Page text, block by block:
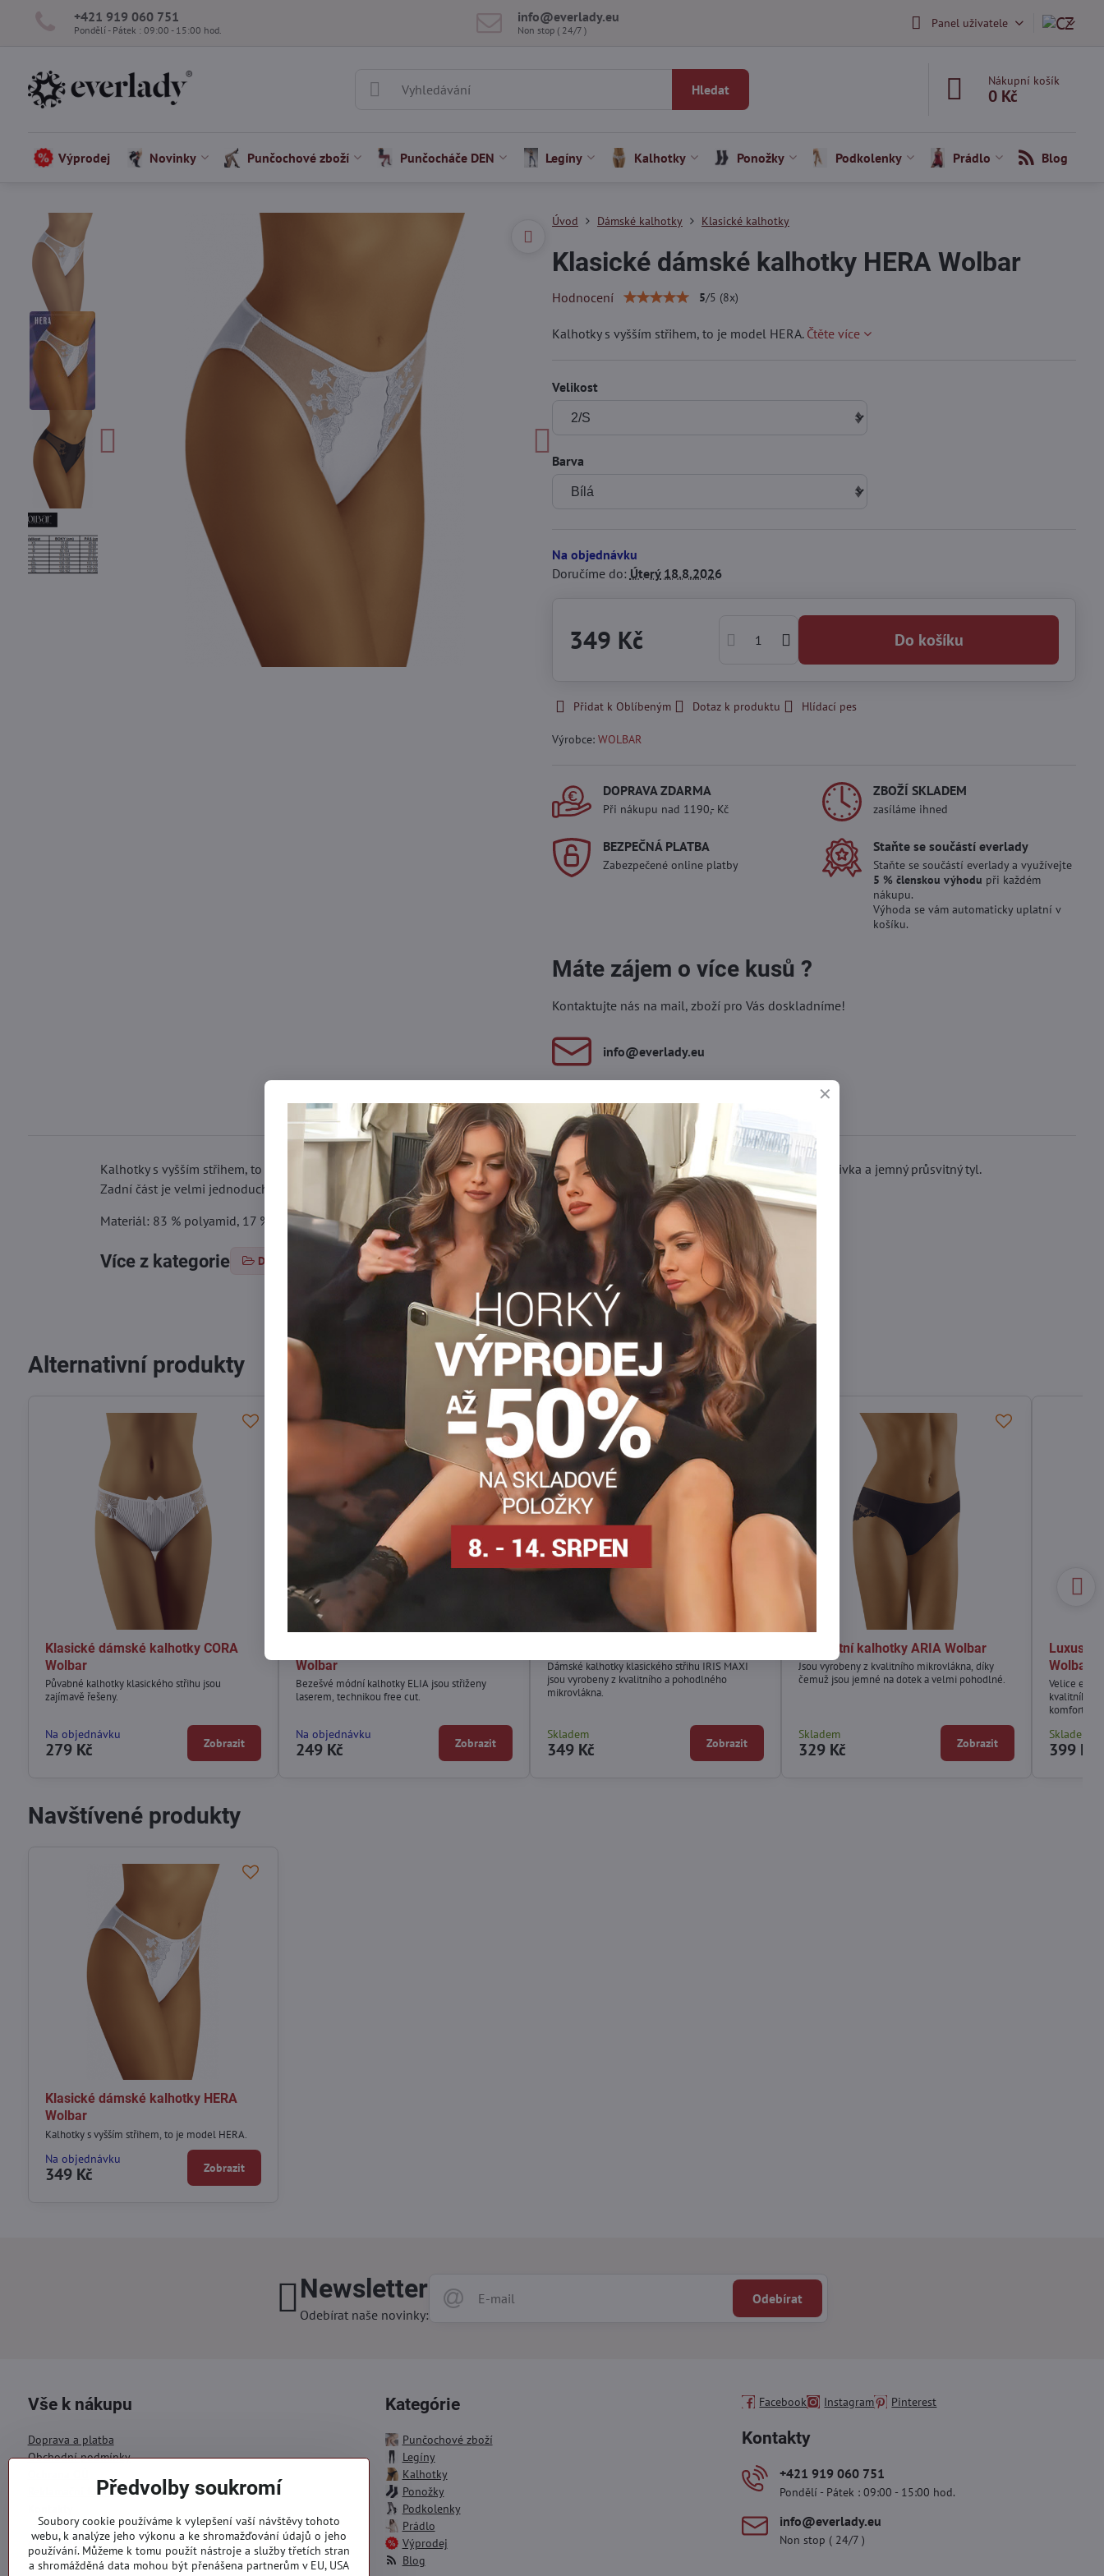
+421 919 060 751
Pondělí - Pátek : 09:00 - 15:00 hod.
info​@everlady​.eu
Non stop ( 24/7 ) Panel uživatele
Hledat
Nákupní košík
0 Kč
Výprodej Novinky Punčochové zboží Punčocháče DEN Legíny Kalhotky Ponožky Podkolenky Prádlo Blog
Úvod Dámské kalhotky Klasické kalhotky
Klasické dámské kalhotky HERA Wolbar
Hodnocení 5/5 (8x)
Kalhotky s vyšším střihem, to je model HERA. Čtěte více
Velikost
Barva
Na objednávku
Doručíme do: Úterý18.8.2026
349 Kč Do košíku
Přidat k Oblíbeným Dotaz k produktu Hlídací pes
Výrobce: WOLBAR
DOPRAVA ZDARMA
Při nákupu nad 1190,- Kč
ZBOŽÍ SKLADEM
zasíláme ihned
BEZPEČNÁ PLATBA
Zabezpečené online platby
Staňte se součástí everlady
Staňte se součástí everlady a využívejte
5 % členskou výhodu při každém
nákupu.
Výhoda se vám automaticky uplatní v
košíku.
Máte zájem o více kusů ?
Kontaktujte nás na mail, zboží pro Vás doskladníme!
info​@everlady​.eu
Popis Recenze Diskuse
Kalhotky s vyšším střihem, to je model HERA. Díky němu hezky zvýrazní a zároveň prodlouží vaše nohy. Přední část tvoří nápadná výšivka a jemný průsvitný tyl.
Zadní část je velmi jednoduchá, hladká. Kalhotky mají bavlněný klín.
Materiál: 83 % polyamid, 17 % elastan
Více z kategorie Dámské kalhotky Klasické kalhotky Klasické nohavičky Klasické nohavičky
FacebookTwitter BlueskyPinterestRedditLinkedIn WhatsApp
E-
mail
Alternativní produkty
Klasické dámské kalhotky CORA
Wolbar
Půvabné kalhotky klasického střihu jsou
zajímavě řešeny.
Na objednávku
279 Kč Zobrazit
Wolbar
Bezešvé módní kalhotky ELIA jsou střiženy
laserem, technikou free cut.
Na objednávku
249 Kč Zobrazit
Dámské kalhotky klasického střihu IRIS MAXI
jsou vyrobeny z kvalitního a pohodlného
mikrovlákna.
Skladem
349 Kč Zobrazit
Elegantní kalhotky ARIA Wolbar
Jsou vyrobeny z kvalitního mikrovlákna, díky
čemuž jsou jemné na dotek a velmi pohodlné.
Skladem
329 Kč Zobrazit
Luxusní
Wolbar
Velice
kvalitního
komfort
Skladem
399 Kč
Navštívené produkty
Klasické dámské kalhotky HERA
Wolbar
Kalhotky s vyšším střihem, to je model HERA.
Na objednávku
349 Kč Zobrazit
Newsletter
Odebírat naše novinky:
Odebírat
Vše k nákupu
Doprava a platba
Obchodní podmínky
Reklamační formulář
Objednávky
Kategórie
Punčochové zboží
Legíny
Kalhotky
Ponožky
Podkolenky
Prádlo
Výprodej
Blog
Facebook Instagram Pinterest
Kontakty
+421 919 060 751
Pondělí - Pátek : 09:00 - 15:00 hod.
info​@everlady​.eu
Non stop ( 24/7 )
Předvolby soukromí
Soubory cookie používáme k vylepšení vaší návštěvy tohoto
webu, k analýze jeho výkonu a ke shromažďování údajů o jeho
používání. Můžeme k tomu použít nástroje a služby třetích stran
a shromážděná data mohou být přenášena partnerům v EU, USA